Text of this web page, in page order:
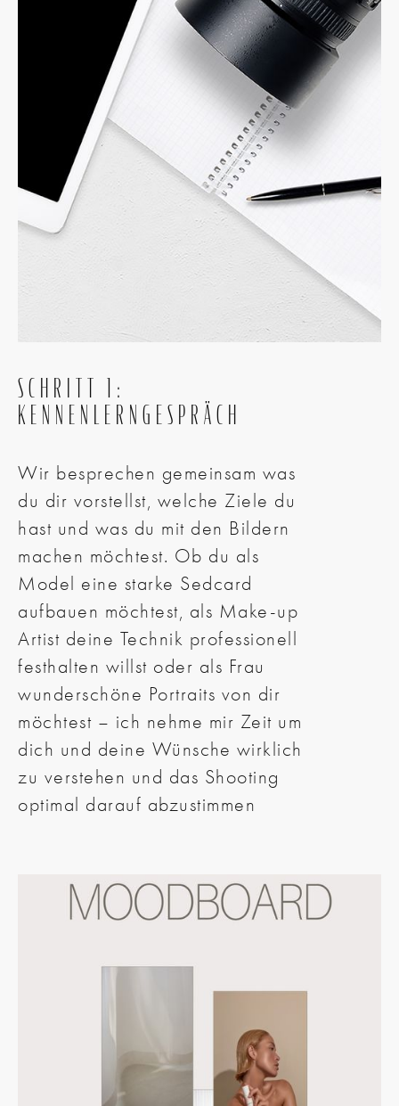
SCHRITT 1:
KENNENLERNGESPRÄCH
Wir besprechen gemeinsam was
du dir vorstellst, welche Ziele du
hast und was du mit den Bildern
machen möchtest. Ob du als
Model eine starke Sedcard
aufbauen möchtest, als Make-up
Artist deine Technik professionell
festhalten willst oder als Frau
wunderschöne Portraits von dir
möchtest – ich nehme mir Zeit um
dich und deine Wünsche wirklich
zu verstehen und das Shooting
optimal darauf abzustimmen